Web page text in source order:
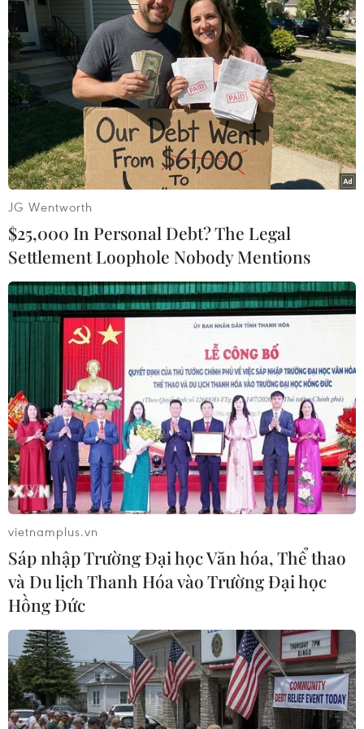
Ôtô Trung Quốc có tạo nên “làn sóng
tràn” tại châu Âu?
04/08/2026 00:17
Châu Phi tận dụng lợi thế quang điện
cho ngành xe điện
Thiếu tài xế, khoảng 25-30% xe đầu
kéo phải nằm bãi
02/08/2026 09:42
Chiêm ngưỡng những mẫu
xe hiếm tại Triển lãm ProDvizhenie-
2026 ở Nga
31/07/2026 01:51
Toyota giữ vững vị trí hãng xe bán
chạy nhất toàn cầu trong 7 năm liên
tiếp
30/07/2026 11:20
Các nhà sản xuất ôtô Trung Quốc
đang gây áp lực lên các đối thủ Anh
30/07/2026 03:59
JG Wentworth
$25,000 In Personal Debt? The Legal
Settlement Loophole Nobody Mentions
vietnamplus.vn
Sáp nhập Trường Đại học Văn hóa, Thể thao
và Du lịch Thanh Hóa vào Trường Đại học
Hồng Đức